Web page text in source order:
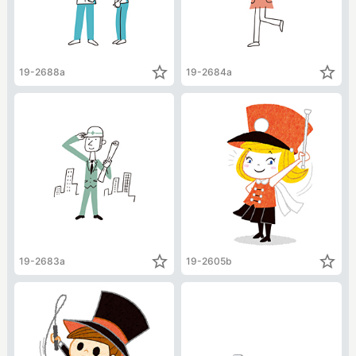
19-2688a star_border 19-2684a star_border
19-2683a star_border 19-2605b star_border